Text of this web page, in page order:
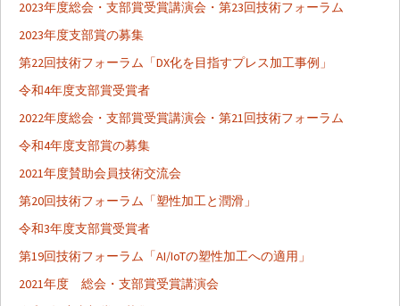
2023年度総会・支部賞受賞講演会・第23回技術フォーラム
2023年度支部賞の募集
第22回技術フォーラム「DX化を目指すプレス加工事例」
令和4年度支部賞受賞者
2022年度総会・支部賞受賞講演会・第21回技術フォーラム
令和4年度支部賞の募集
2021年度賛助会員技術交流会
第20回技術フォーラム「塑性加工と潤滑」
令和3年度支部賞受賞者
第19回技術フォーラム「AI/IoTの塑性加工への適用」
2021年度 総会・支部賞受賞講演会